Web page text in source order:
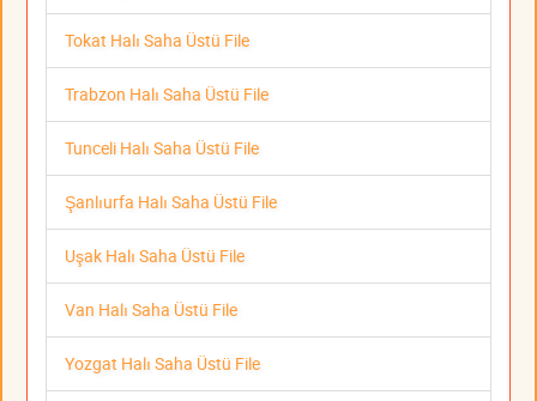
Tokat Halı Saha Üstü File
Trabzon Halı Saha Üstü File
Tunceli Halı Saha Üstü File
Şanlıurfa Halı Saha Üstü File
Uşak Halı Saha Üstü File
Van Halı Saha Üstü File
Yozgat Halı Saha Üstü File